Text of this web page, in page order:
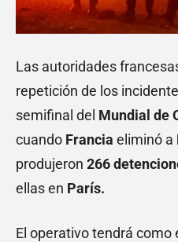
Las autoridades
repetición de los
semifinal del Mundial de
cuando Francia eliminó a
produjeron 266
ellas en París.
El operativo tendrá como